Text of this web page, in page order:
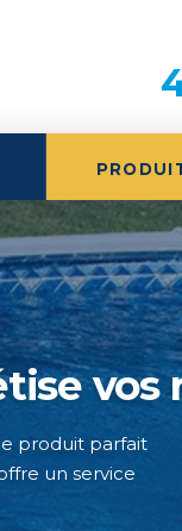
vos
produit parfait
un service
de spa et en